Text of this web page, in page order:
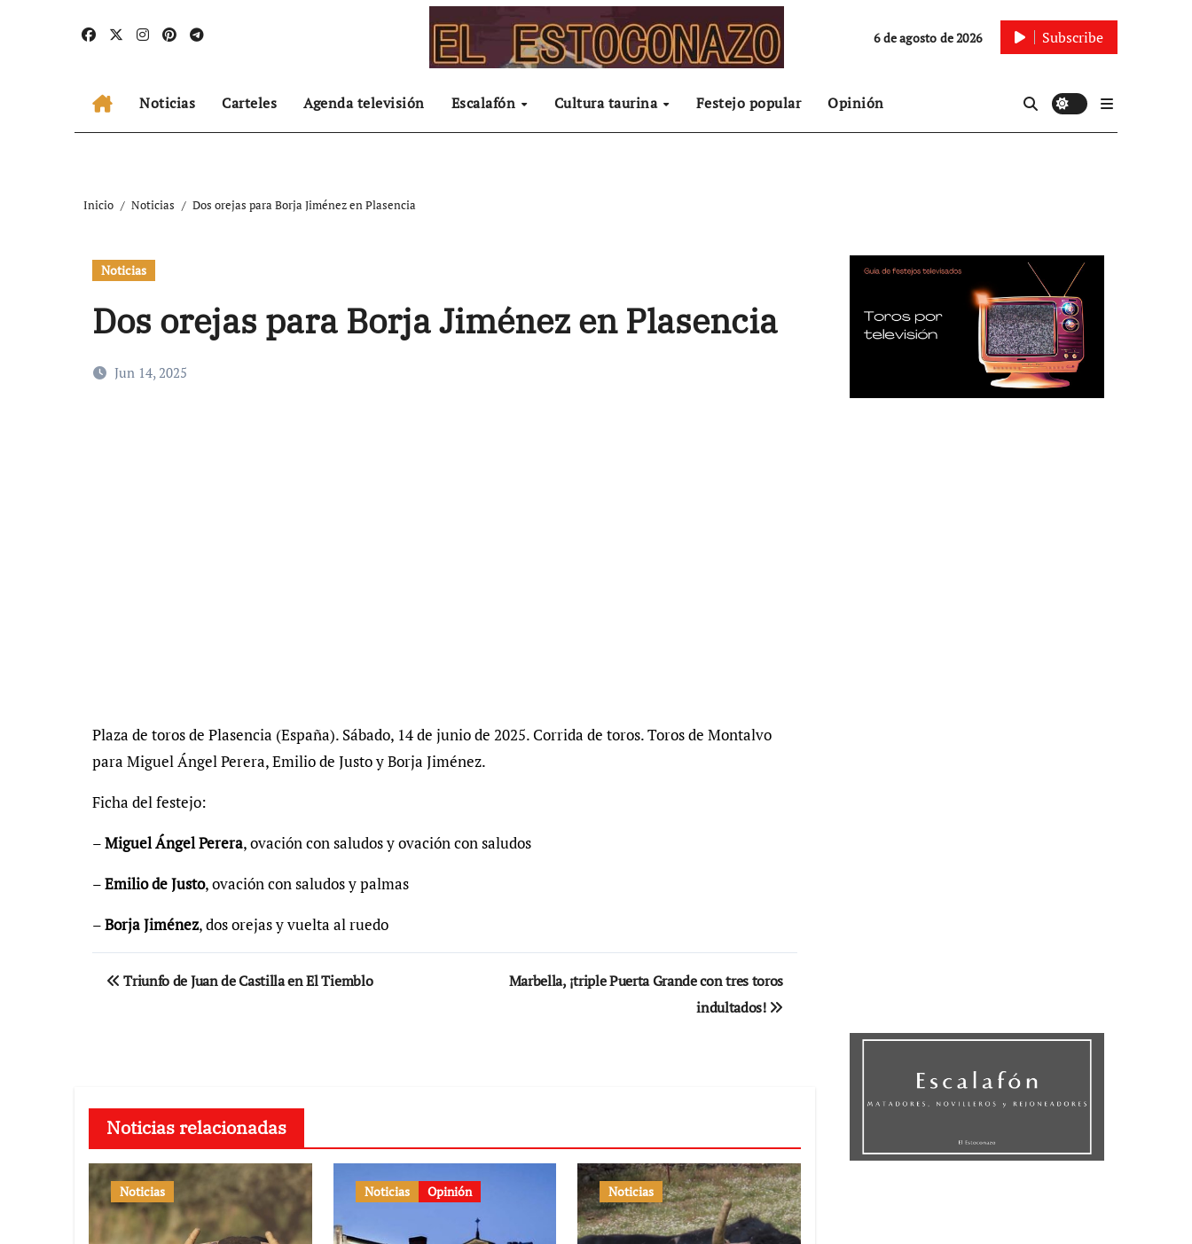
6 de agosto de 2026 Subscribe
Noticias Carteles Agenda televisión Escalafón Cultura taurina Festejo popular Opinión
Inicio Noticias Dos orejas para Borja Jiménez en Plasencia
Noticias
Dos orejas para Borja Jiménez en Plasencia
Jun 14, 2025
Plaza de toros de Plasencia (España). Sábado, 14 de junio de 2025. Corrida de toros. Toros de Montalvo
para Miguel Ángel Perera, Emilio de Justo y Borja Jiménez.
Ficha del festejo:
–Miguel Ángel Perera, ovación con saludos y ovación con saludos
–Emilio de Justo, ovación con saludos y palmas
–BorjaJiménez, dos orejas y vuelta al ruedo
Navegación
Triunfo de Juan de Castilla en El Tiemblo
Marbella, ¡triple Puerta Grande con tres toros
indultados!
Noticias relacionadas
Noticias Noticias Opinión Noticias